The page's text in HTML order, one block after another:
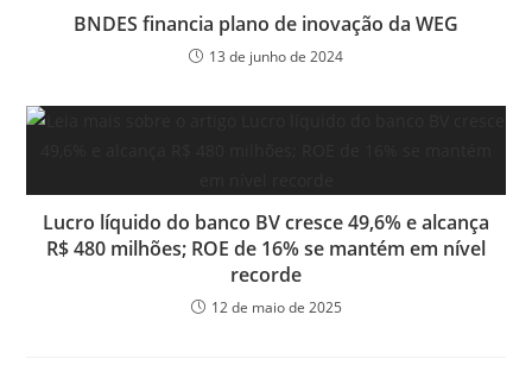
BNDES financia plano de inovação da WEG
13 de junho de 2024
Lucro líquido do banco BV cresce 49,6% e alcança
R$ 480 milhões; ROE de 16% se mantém em nível
recorde
12 de maio de 2025